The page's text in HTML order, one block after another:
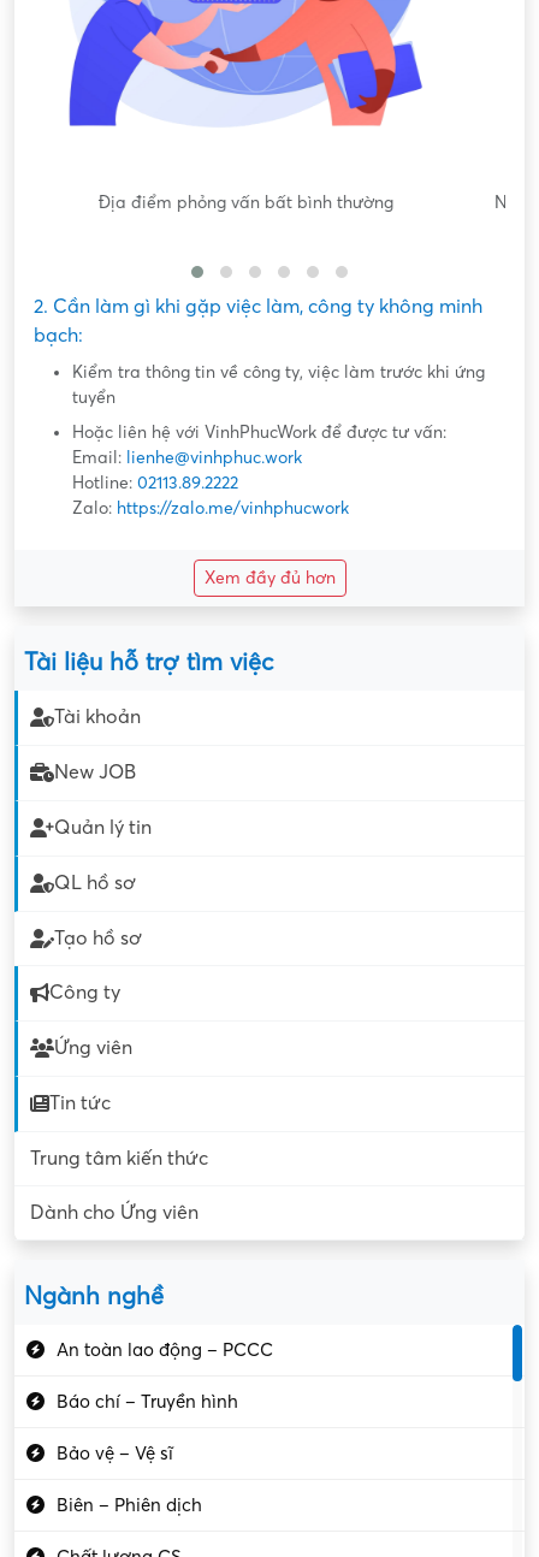
Nội dung mô tả công việc sơ sài, không đồng nhất với công
2. Cần làm gì khi gặp việc làm, công ty không minh
bạch:
Kiểm tra thông tin về công ty, việc làm trước khi ứng
tuyển
Hoặc liên hệ với VinhPhucWork để được tư vấn:
Email: lienhe@vinhphuc.work
Hotline: 02113.89.2222
Zalo: https://zalo.me/vinhphucwork
Xem đầy đủ hơn
Tài liệu hỗ trợ tìm việc
Tài khoản
New JOB
Quản lý tin
QL hồ sơ
Tạo hồ sơ
Công ty
Ứng viên
Tin tức
Trung tâm kiến thức
Dành cho Ứng viên
Ngành nghề
An toàn lao động – PCCC
Báo chí – Truyền hình
Bảo vệ – Vệ sĩ
Biên – Phiên dịch